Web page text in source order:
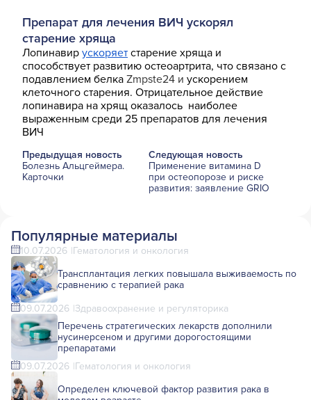
Препарат для лечения ВИЧ ускорял
старение хряща
Лопинавир ускоряет старение хряща и
способствует развитию остеоартрита, что связано с
подавлением белка Zmpste24 и ускорением
клеточного старения. Отрицательное действие
лопинавира на хрящ оказалось наиболее
выраженным среди 25 препаратов для лечения
ВИЧ
Предыдущая новость
Болезнь Альцгеймера.
Карточки
Следующая новость
Применение витамина D
при остеопорозе и риске
развития: заявление GRIO
Популярные материалы
10.07.2026 Гематология и онкология
Трансплантация легких повышала выживаемость по
сравнению с терапией рака
09.07.2026 Здравоохранение и регуляторика
Перечень стратегических лекарств дополнили
нусинерсеном и другими дорогостоящими
препаратами
09.07.2026 Гематология и онкология
Определен ключевой фактор развития рака в